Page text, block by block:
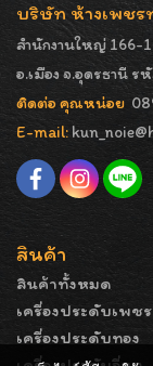
บริษัท ห้างเพชร
สำนักงานใหญ่ 166-
อ.เมือง จ.อุดรธานี
ติดต่อ คุณหน่อย
E-mail:
สินค้า
สินค้าทั้งหมด
เครื่องประดับเพชร
เครื่องประดับทอง